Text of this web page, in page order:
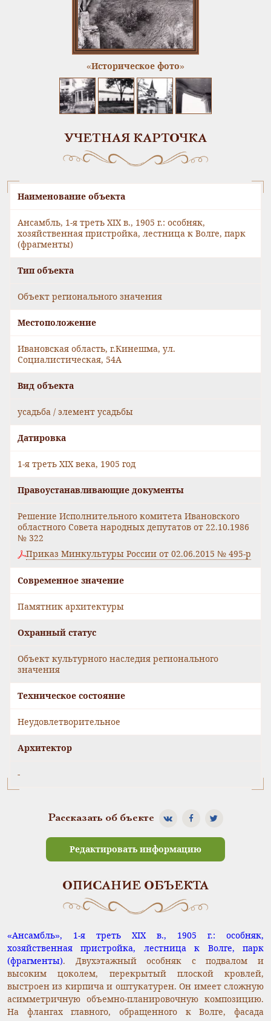
«Историческое фото»
УЧЕТНАЯ КАРТОЧКА
Наименование объекта
Ансамбль, 1-я треть XIX в., 1905 г.: особняк,
хозяйственная пристройка, лестница к Волге, парк
(фрагменты)
Тип объекта
Объект регионального значения
Местоположение
Ивановская область, г.Кинешма, ул.
Социалистическая, 54А
Вид объекта
усадьба / элемент усадьбы
Датировка
1-я треть XIX века, 1905 год
Правоустанавливающие документы
Решение Исполнительного комитета Ивановского
областного Совета народных депутатов от 22.10.1986
№ 322
Приказ Минкультуры России от 02.06.2015 № 495-р
Современное значение
Памятник архитектуры
Охранный статус
Объект культурного наследия регионального
значения
Техническое состояние
Неудовлетворительное
Архитектор
-
Рассказать об бъекте
Редактировать информацию
ОПИСАНИЕ ОБЪЕКТА
«Ансамбль», 1-я треть XIX в., 1905 г.: особняк,
хозяйственная пристройка, лестница к Волге, парк
(фрагменты). Двухэтажный особняк с подвалом и
высоким цоколем, перекрытый плоской кровлей,
выстроен из кирпича и оштукатурен. Он имеет сложную
асимметричную объемно-планировочную композицию.
На флангах главного, обращенного к Волге, фасада